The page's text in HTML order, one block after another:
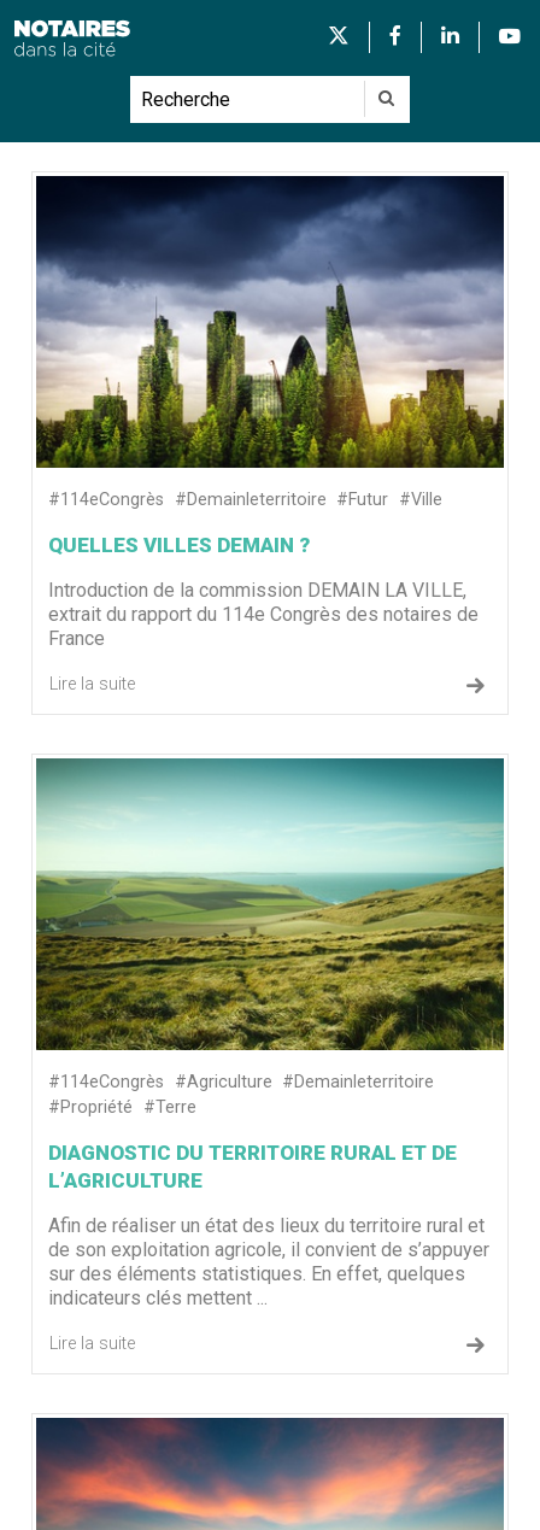
#114eCongrès #Demainleterritoire #Futur #Ville
QUELLES VILLES DEMAIN ?
Introduction de la commission DEMAIN LA VILLE,
extrait du rapport du 114e Congrès des notaires de
France
Lire la suite
#114eCongrès #Agriculture #Demainleterritoire
#Propriété
#Terre
DIAGNOSTIC DU TERRITOIRE RURAL ET DE
L’AGRICULTURE
Afin de réaliser un état des lieux du territoire rural et
de son exploitation agricole, il convient de s’appuyer
sur des éléments statistiques. En effet, quelques
indicateurs clés mettent ...
Lire la suite